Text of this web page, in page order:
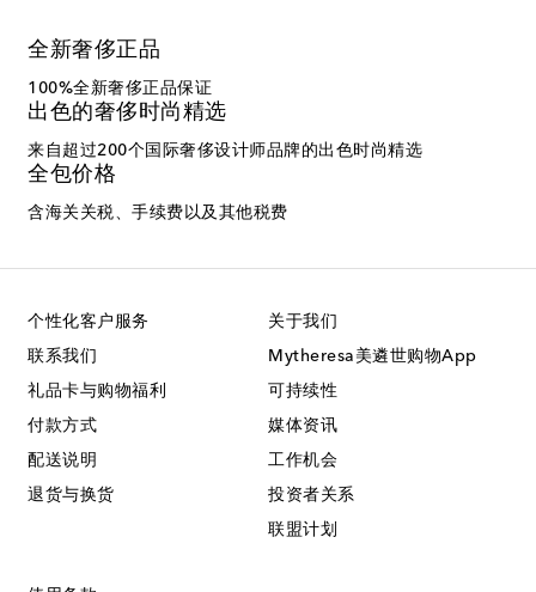
全新奢侈正品
100%全新奢侈正品保证
出色的奢侈时尚精选
来自超过200个国际奢侈设计师品牌的出色时尚精选
全包价格
含海关关税、手续费以及其他税费
个性化客户服务
联系我们
礼品卡与购物福利
付款方式
配送说明
退货与换货
关于我们
Mytheresa美遴世购物App
可持续性
媒体资讯
工作机会
投资者关系
联盟计划